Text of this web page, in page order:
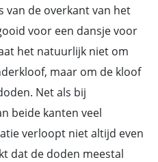
van de overkant van het
voor een dansje voor
het natuurlijk niet om
maar om de kloof
Net als bij
beide kanten veel
verloopt niet altijd even
dat de doden meestal